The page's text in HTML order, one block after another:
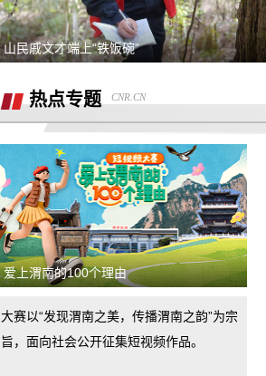
要求解除合同，退款，我还没有开始学
能借款，没用使用过其它会员权益，要
退款退
重庆智鑫沅汽车销售有限公司强买强卖
服务态度恶劣且拒绝退还定金
买车锁单前不预审，贷款批不过，强制
走租赁贷款
退还定金2000元
骗子上门推销熊猫净水器，专挑农村老
下手
同，联合二手车商坑骗消费者。退诚意
小米17pro镜头起雾，官方拆机后没解决
山民戚文才端上“铁饭碗”
热点专题 CNR.CN
爱上渭南的100个理由
大赛以“发现渭南之美，传播渭南之韵”为宗
旨，面向社会公开征集短视频作品。